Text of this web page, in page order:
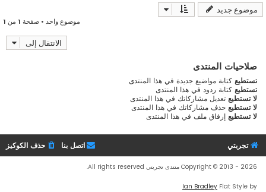
موضوع جديد
موضوع واحد • صفحة 1 من 1
الانتقال إلى
صلاحيات المنتدى
تستطيع كتابة مواضيع جديدة في هذا المنتدى
تستطيع كتابة ردود في هذا المنتدى
لا تستطيع تعديل مشاركاتك في هذا المنتدى
لا تستطيع حذف مشاركاتك في هذا المنتدى
لا تستطيع إرفاق ملف في هذا المنتدى
تجربتي حذف الكوكيز اتصل بنا
Copyright © 2013 - 2026 منتدى تجربتي All rights reserved.
Flat Style by
Ian Bradley